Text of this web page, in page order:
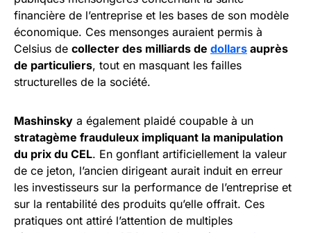
financière de l’entreprise et les bases de son modèle
économique. Ces mensonges auraient permis à
Celsius de collecter des milliards de dollars auprès
de particuliers, tout en masquant les failles
structurelles de la société.
Mashinsky a également plaidé coupable à un
stratagème frauduleux impliquant la manipulation
du prix du CEL. En gonflant artificiellement la valeur
de ce jeton, l’ancien dirigeant aurait induit en erreur
les investisseurs sur la performance de l’entreprise et
sur la rentabilité des produits qu’elle offrait. Ces
pratiques ont attiré l’attention de multiples